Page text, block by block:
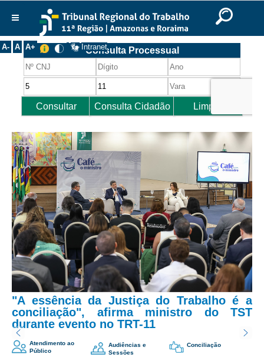
Ir para o rodapé
English
Português Español
A- A A+ Intranet
Institucional
Histórico
Presidência
Corregedoria
Composição
Desembargadores
Seções Especializadas
Turmas
Varas do Trabalho
Juízes Manaus
Juízes Roraima
Juízes Interior
Juízes Substitutos
Diretores
Comitês
Comitê Gestor Regional do e-Gestão e de Tabelas
"A essência da Justiça do Trabalho é a
conciliação", afirma ministro do TST
durante evento no TRT-11
Atendimento ao
Público
Audiências e
Sessões
Conciliação